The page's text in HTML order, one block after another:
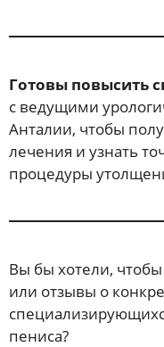
Готовы повысить
с ведущими
Анталии, чтобы
лечения и узнать
процедуры
Вы бы хотели, чтобы
или отзывы о
пениса?